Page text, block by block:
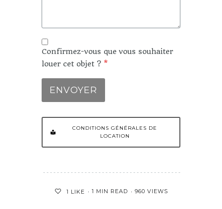
Confirmez-vous que vous souhaiter
louer cet objet ? *
ENVOYER
CONDITIONS GÉNÉRALES DE
LOCATION
1 LIKE 1 MIN READ 960 VIEWS